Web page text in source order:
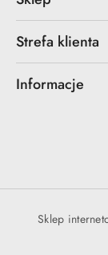
Strefa klienta
Informacje
Sklep